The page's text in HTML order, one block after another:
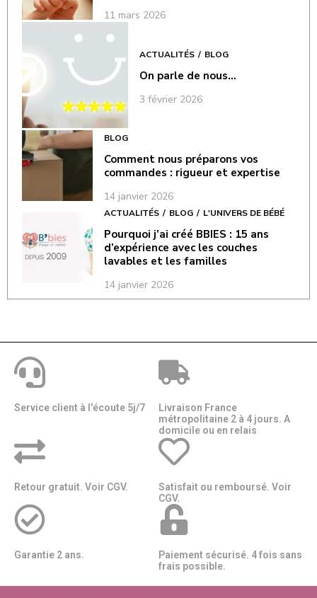
11 mars 2026
ACTUALITÉS BLOG
On parle de nous…
3 février 2026
BLOG
Comment nous préparons vos
commandes : rigueur et expertise
14 janvier 2026
ACTUALITÉS BLOG L'UNIVERS DE BÉBÉ
Pourquoi j’ai créé BBIES : 15 ans
d’expérience avec les couches
lavables et les familles
14 janvier 2026
Service client à l'écoute 5j/7
Livraison France
métropolitaine 2 à 4 jours. A
domicile ou en relais​​
Retour gratuit. Voir CGV.
Satisfait ou remboursé. Voir
CGV.
Garantie 2 ans.
Paiement sécurisé. 4 fois sans
frais possible.